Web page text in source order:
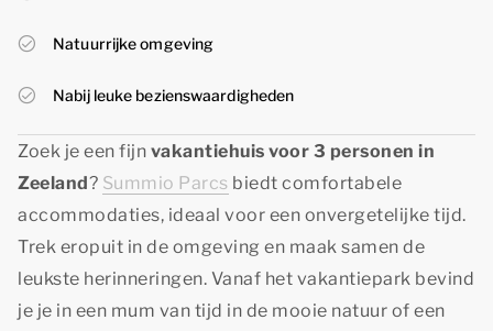
Natuurrijke omgeving
Nabij leuke bezienswaardigheden
Zoek je een fijn vakantiehuis voor 3 personen in
Zeeland? Summio Parcs biedt comfortabele
accommodaties, ideaal voor een onvergetelijke tijd.
Trek eropuit in de omgeving en maak samen de
leukste herinneringen. Vanaf het vakantiepark bevind
je je in een mum van tijd in de mooie natuur of een